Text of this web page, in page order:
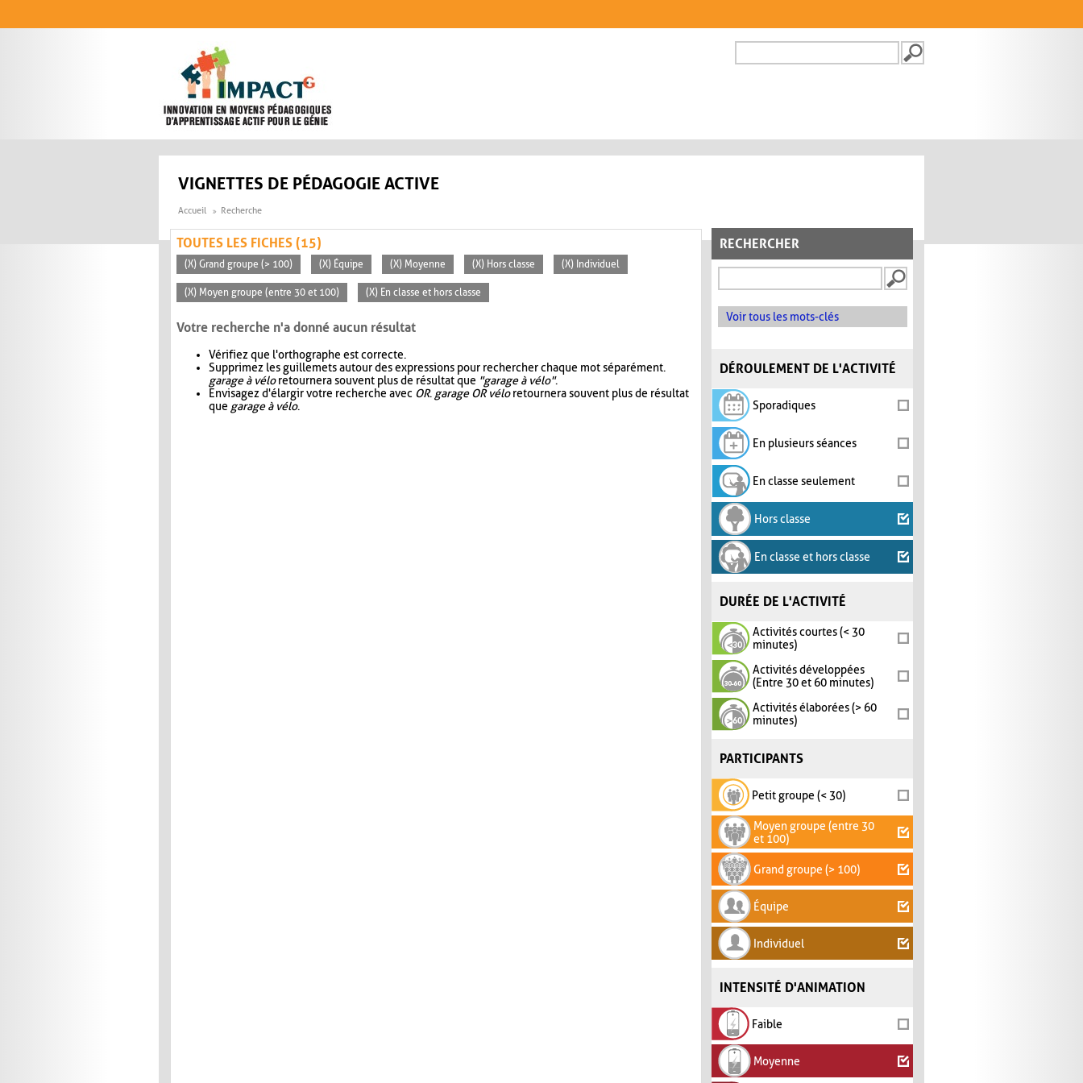
FORMULAIRE DE
VIGNETTES DE PÉDAGOGIE ACTIVE
Accueil Recherche
RECHERCHER
Voir tous les mots-clés
DÉROULEMENT DE L'ACTIVITÉ
Sporadiques
En plusieurs séances
En classe seulement
Hors classe
En classe et hors classe
DURÉE DE L'ACTIVITÉ
Activités courtes (< 30
minutes)
Activités développées
(Entre 30 et 60 minutes)
Activités élaborées (> 60
minutes)
PARTICIPANTS
Petit groupe (< 30)
Moyen groupe (entre 30
et 100)
Grand groupe (> 100)
Équipe
Individuel
INTENSITÉ D'ANIMATION
Faible
Moyenne
TOUTES LES FICHES (15)
(X) Grand groupe (> 100) (X) Équipe (X) Moyenne (X) Hors classe (X) Individuel
(X) Moyen groupe (entre 30 et 100) (X) En classe et hors classe
Votre recherche n'a donné aucun résultat
Vérifiez que l'orthographe est correcte.
Supprimez les guillemets autour des expressions pour rechercher chaque mot séparément.
garage à véloretournera souvent plus de résultat que "garage à vélo".
Envisagez d'élargir votre recherche avec OR. garage OR véloretournera souvent plus de résultat
que garage à vélo.